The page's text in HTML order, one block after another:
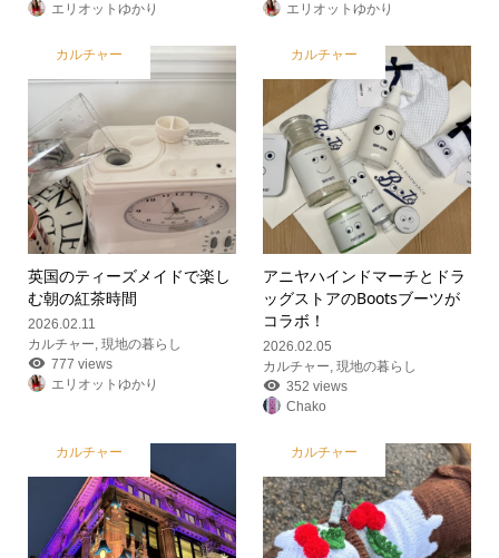
エリオットゆかり
エリオットゆかり
カルチャー
英国のティーズメイドで楽し
む朝の紅茶時間
2026.02.11
カルチャー, 現地の暮らし
777 views
エリオットゆかり
カルチャー
アニヤハインドマーチとドラ
ッグストアのBootsブーツが
コラボ！
2026.02.05
カルチャー,現地の暮らし
352 views
Chako
カルチャー カルチャー